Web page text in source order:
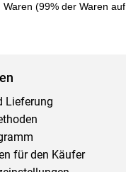
(99% der Waren auf
Lieferung
für den Käufer